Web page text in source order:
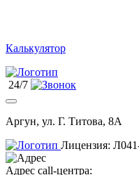
Калькулятор
24/7
Аргун, ул. Г. Титова, 8А
Лицензия:
Адрес call-центра: